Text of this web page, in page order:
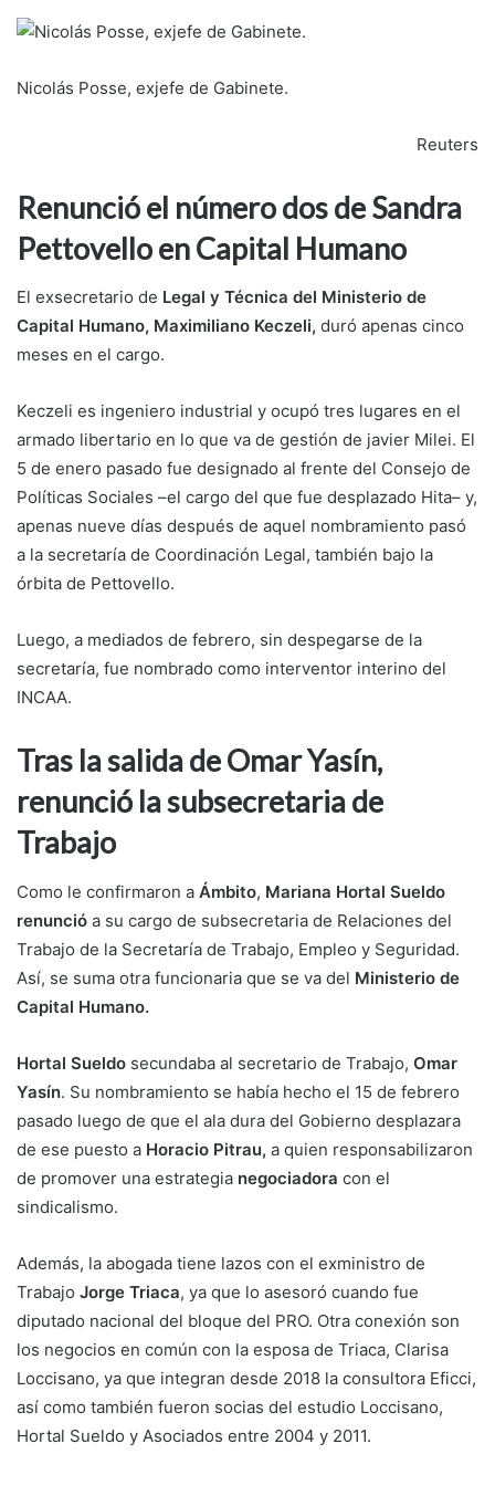
Nicolás Posse, exjefe de Gabinete.
Reuters
Renunció el número dos de Sandra
Pettovello en Capital Humano
El exsecretario de Legal y Técnica del Ministerio de
Capital Humano, Maximiliano Keczeli, duró apenas cinco
meses en el cargo.
Keczeli es ingeniero industrial y ocupó tres lugares en el
armado libertario en lo que va de gestión de javier Milei. El
5 de enero pasado fue designado al frente del Consejo de
Políticas Sociales –el cargo del que fue desplazado Hita– y,
apenas nueve días después de aquel nombramiento pasó
a la secretaría de Coordinación Legal, también bajo la
órbita de Pettovello.
Luego, a mediados de febrero, sin despegarse de la
secretaría, fue nombrado como interventor interino del
INCAA.
Tras la salida de Omar Yasín,
renunció la subsecretaria de
Trabajo
Como le confirmaron a Ámbito, Mariana Hortal Sueldo
renunció a su cargo de subsecretaria de Relaciones del
Trabajo de la Secretaría de Trabajo, Empleo y Seguridad.
Así, se suma otra funcionaria que se va del Ministerio de
Capital Humano.
Hortal Sueldo secundaba al secretario de Trabajo, Omar
Yasín. Su nombramiento se había hecho el 15 de febrero
pasado luego de que el ala dura del Gobierno desplazara
de ese puesto a Horacio Pitrau, a quien responsabilizaron
de promover una estrategia negociadora con el
sindicalismo.
Además, la abogada tiene lazos con el exministro de
Trabajo Jorge Triaca, ya que lo asesoró cuando fue
diputado nacional del bloque del PRO. Otra conexión son
los negocios en común con la esposa de Triaca, Clarisa
Loccisano, ya que integran desde 2018 la consultora Eficci,
así como también fueron socias del estudio Loccisano,
Hortal Sueldo y Asociados entre 2004 y 2011.